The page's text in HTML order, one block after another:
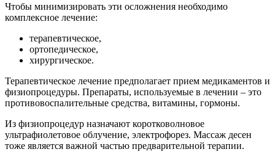
Чтобы минимизировать эти осложнения необходимо
комплексное лечение:
терапевтическое,
ортопедическое,
хирургическое.
Терапевтическое лечение предполагает прием медикаментов и
физиопроцедуры. Препараты, используемые в лечении – это
противовоспалительные средства, витамины, гормоны.
Из физиопроцедур назначают коротковолновое
ультрафиолетовое облучение, электрофорез. Массаж десен
тоже является важной частью предварительной терапии.